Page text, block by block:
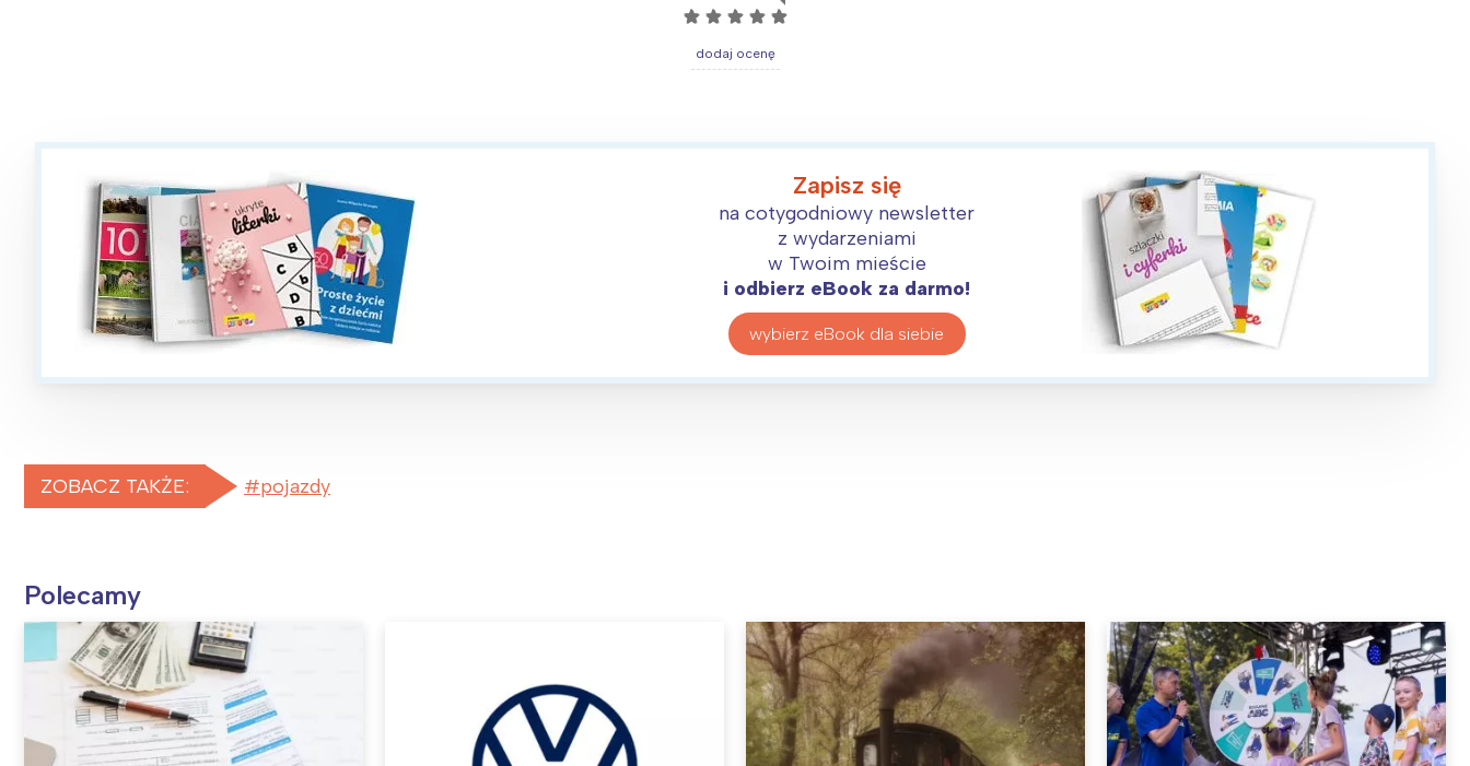
☆ ☆ ☆ ☆ ☆
dodaj ocenę
Zapisz się
na cotygodniowy newsletter
z wydarzeniami
w Twoim mieście
i odbierz eBook za darmo!
wybierz eBook dla siebie
ZOBACZ TAKŻE: pojazdy
Polecamy